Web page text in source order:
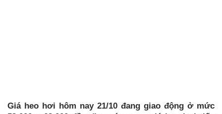
Giá heo hơi hôm nay 21/10 đang giao động ở mức